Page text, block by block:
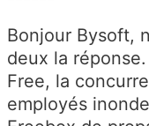
Bonjour Bysoft,
deux la
Free, la
employés